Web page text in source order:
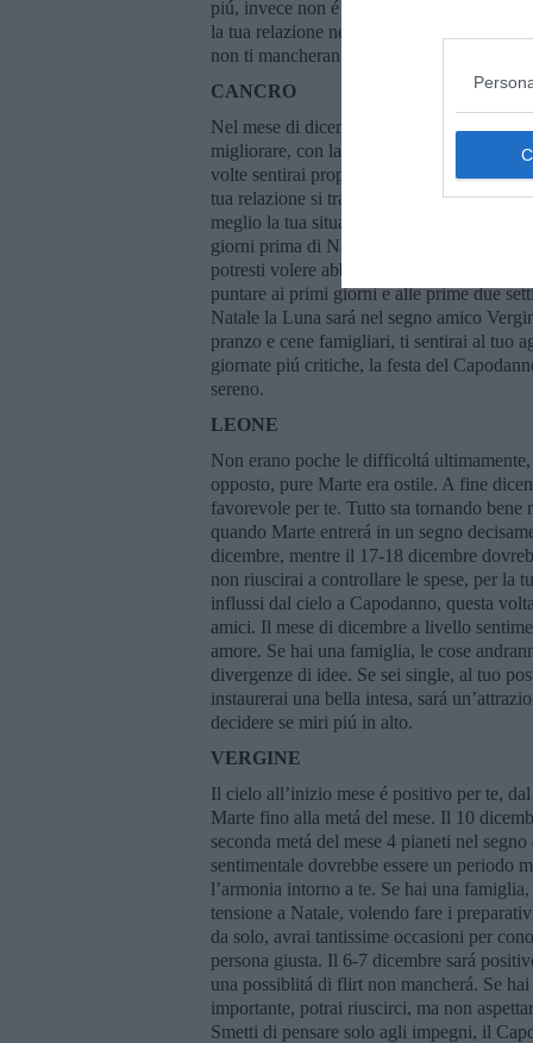
piú, invece non é il momento di pensare
la tua relazione necessiterá chiarmenti nel
non ti mancheranno, specialmente nella
CANCRO
Nel mese di dicembre le questioni
migliorare, con la permanenza di Venere
volte sentirai proprio l’esatto opposto.
tua relazione si trasformi, nella seconda
meglio la tua situazione. Anche se sarai
giorni prima di Natale. Ci potrebbe
potresti volere abbandonare la situazione
puntare ai primi giorni e alle prime due
Natale la Luna sará nel segno amico
pranzo e cene famigliari, ti sentirai al tuo
giornate piú critiche, la festa del
sereno.
LEONE
Non erano poche le difficoltá
opposto, pure Marte era ostile. A fine
favorevole per te. Tutto sta tornando bene
quando Marte entrerá in un segno
dicembre, mentre il 17-18 dicembre
non riuscirai a controllare le spese, per la
influssi dal cielo a Capodanno, questa
amici. Il mese di dicembre a livello
amore. Se hai una famiglia, le cose
divergenze di idee. Se sei single, al tuo
instaurerai una bella intesa, sará
decidere se miri piú in alto.
VERGINE
Il cielo all’inizio mese é positivo per te,
Marte fino alla metá del mese. Il 10
seconda metá del mese 4 pianeti nel
sentimentale dovrebbe essere un periodo
l’armonia intorno a te. Se hai una
tensione a Natale, volendo fare i
da solo, avrai tantissime occasioni per
persona giusta. Il 6-7 dicembre sará
una possiblitá di flirt non mancherá. Se
importante, potrai riuscirci, ma non
Smetti di pensare solo agli impegni, il